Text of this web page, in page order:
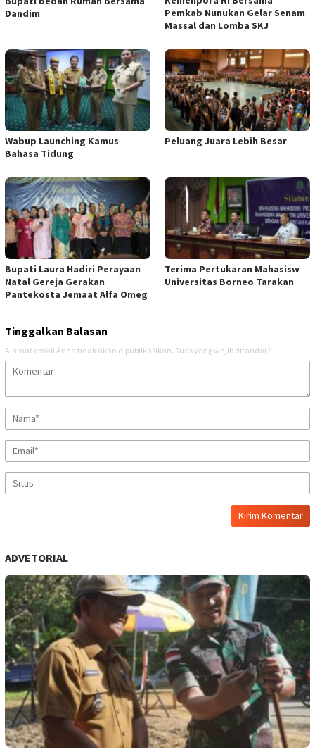
Dandim
Pemkab Nunukan Gelar Senam
Massal dan Lomba SKJ
Wabup Launching Kamus
Bahasa Tidung
Peluang Juara Lebih Besar
Bupati Laura Hadiri Perayaan
Natal Gereja Gerakan
Pantekosta Jemaat Alfa Omeg
Terima Pertukaran Mahasisw
Universitas Borneo Tarakan
Tinggalkan Balasan
Alamat email Anda tidak akan dipublikasikan. Ruas yang wajib ditandai *
ADVETORIAL